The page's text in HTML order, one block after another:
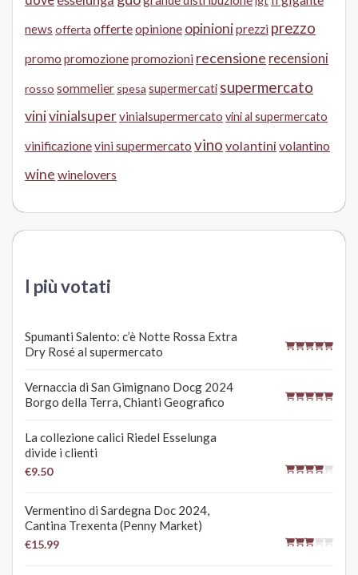
news offerta offerteopinione opinioniprezzi prezzo
promo promozionepromozioni recensione recensioni
rosso sommelier spesa supermercati supermercato
vinivinialsupervinialsupermercato vini al supermercato
vinificazionevini supermercato vino volantini volantino
wine winelovers
I più votati
Spumanti Salento: c’è Notte Rossa Extra
Dry Rosé al supermercato
Vernaccia di San Gimignano Docg 2024
Borgo della Terra, Chianti Geografico
La collezione calici Riedel Esselunga
divide i clienti
€9.50
Vermentino di Sardegna Doc 2024,
Cantina Trexenta (Penny Market)
€15.99